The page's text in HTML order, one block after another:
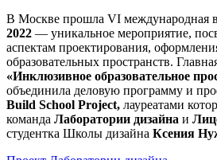
В Москве прошла VI международная
2022 — уникальное мероприятие,
аспектам проектирования,
образовательных пространств.
«Инклюзивное образовательное
объединила деловую программу и
Build School Project, лауреатами
команда Лаборатории дизайна и
студентка Школы дизайна Ксения